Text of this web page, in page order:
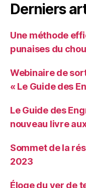
Derniers
Une méthode
punaises du
Webinaire de
« Le Guide des
Le Guide des
nouveau livre
Sommet de la
2023
Éloge du ver de